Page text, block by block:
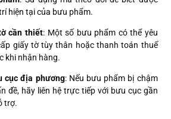
hiện tại của bưu phẩm.
cần thiết: Một số bưu phẩm có thể yêu
giấy tờ tùy thân hoặc thanh toán thuế
khi nhận hàng.
cục địa phương: Nếu bưu phẩm bị chậm
đề, hãy liên hệ trực tiếp với bưu cục gần
trợ.